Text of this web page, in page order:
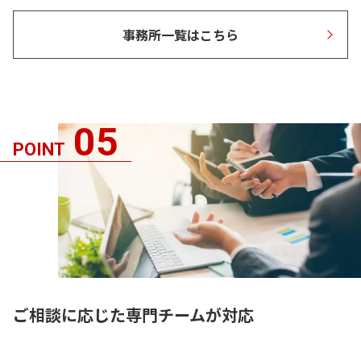
事務所一覧はこちら
POINT 05
ご相談に応じた専門チームが対応